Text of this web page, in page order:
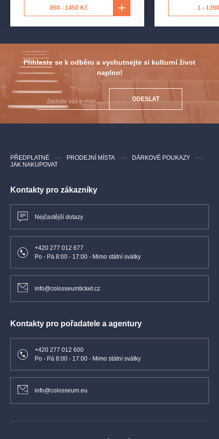
: Renč Filip
Scénografie: Hloušek Petr
Loutky: Milfajt Jaroslav
Sbormistr: Bukovská Sára
850 - 1450 Kč 1 -
Přihlaste se k odběru a vychutnejte si kulturní život
naplno!
ODESLAT
Kontakty pro zákazníky
Nejčastější dotazy
+420 277 012 677
Po - Pá 8:00 - 17:00 - Mimo státní svátky
info@colosseumticket.cz
Kontakty pro pořadatele a agentury
+420 277 012 600
Po - Pá 8:00 - 17:00 - Mimo státní svátky
info@colosseum.eu
PŘEDPLATNÉ PRODEJNÍ MÍSTA
DÁRKOVÉ POUKAZY
JAK NAKUPOVAT